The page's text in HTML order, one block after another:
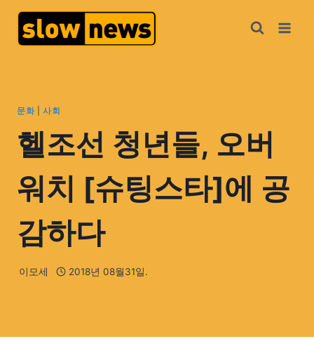
문화| 사회
헬조선 청년들, 오버
워치 [슈팅스타]에 공
감하다
이모세 2018년 08월31일.